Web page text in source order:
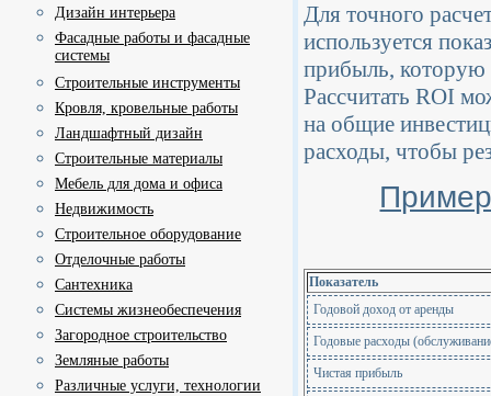
Дизайн интерьера
Фасадные работы и фасадные
системы
Строительные инструменты
Кровля, кровельные работы
Ландшафтный дизайн
Строительные материалы
Мебель для дома и офиса
Недвижимость
Строительное оборудование
Отделочные работы
Сантехника
Системы жизнеобеспечения
Загородное строительство
Земляные работы
Различные услуги, технологии
Для точного
используется
прибыль, которую
Рассчитать ROI
на общие
расходы, чтобы
Показатель
Годовой доход от аренды
Годовые расходы
Чистая прибыль